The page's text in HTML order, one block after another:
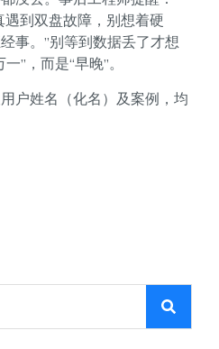
到双盘故障，别想着硬
事。”别等到数据丢了才想
”，而是“早晚”。
户姓名（化名）及案例，均